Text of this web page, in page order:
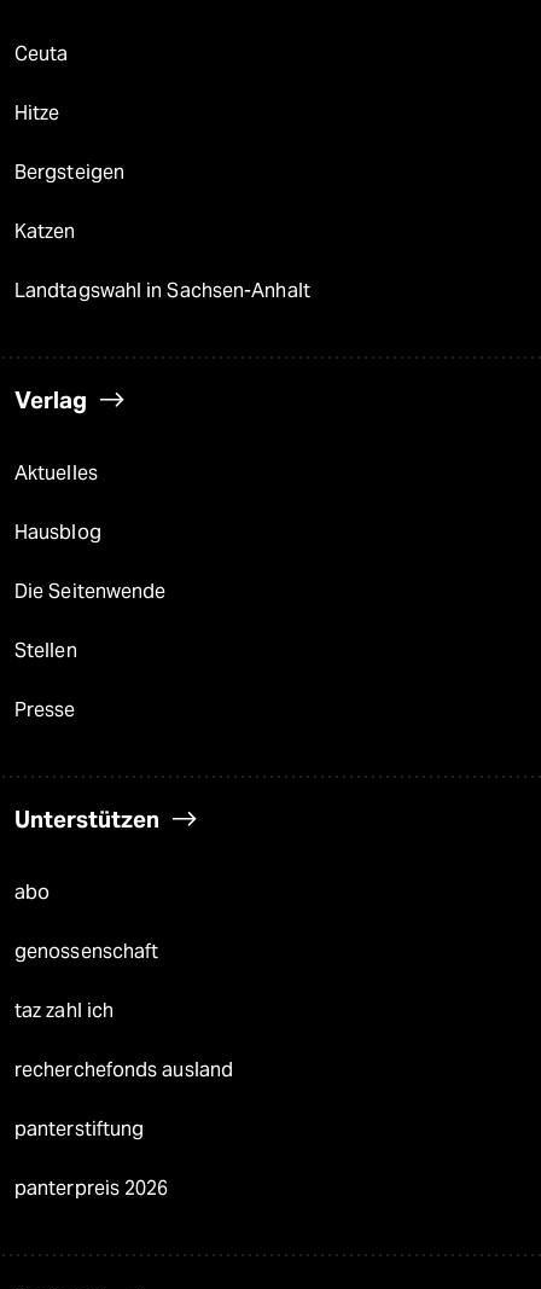
Ceuta
Hitze
Bergsteigen
Katzen
Landtagswahl in Sachsen-Anhalt
Verlag
Aktuelles
Hausblog
Die Seitenwende
Stellen
Presse
Unterstützen
abo
genossenschaft
taz zahl ich
recherchefonds ausland
panterstiftung
panterpreis 2026